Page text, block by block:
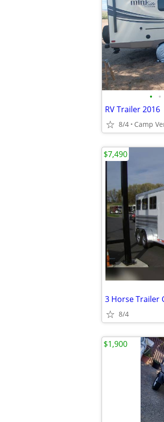
• •
RV Trailer 2016
8/4 Camp
3 Horse Trailer
8/4
$7,490
$1,900